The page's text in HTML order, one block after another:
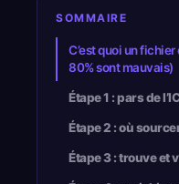
SOMMAIRE
C’est quoi un
80% sont mauvais)
Étape 1 : pars de
Étape 2 : où
Étape 3 : trouve et